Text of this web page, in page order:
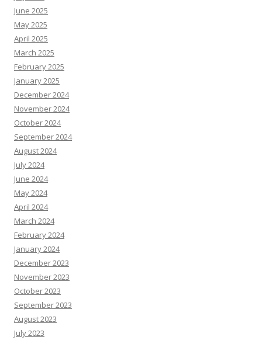
June 2025
May 2025
April 2025
March 2025
February 2025
January 2025
December 2024
November 2024
October 2024
September 2024
August 2024
July 2024
June 2024
May 2024
April 2024
March 2024
February 2024
January 2024
December 2023
November 2023
October 2023
September 2023
August 2023
July 2023